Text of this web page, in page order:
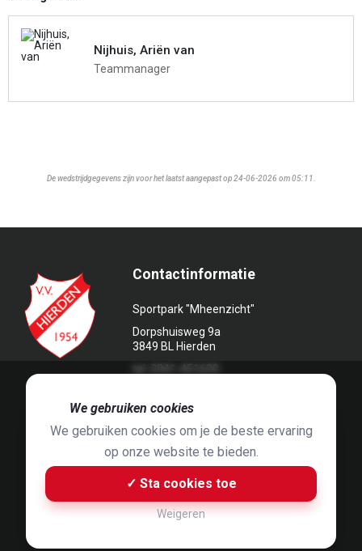
Nijhuis, Ariën van
Teammanager
De wedstrijdgegevens zijn voor het laatst aangepast op 24-06-2026 om 05:11.
Contactinformatie
Sportpark "Mheenzicht"
Dorpshuisweg 9a
3849 BL Hierden
Jaap Hop & ontwerpen door
Built byBluey B.V.& Jelle de Haan
We gebruiken cookies
We gebruiken cookies om je de beste ervaring
op onze website te bieden.
✓ Sta cookies toe
Weigeren